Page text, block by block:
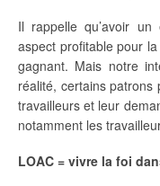
Il rappelle qu’avoir
aspect profitable pour
gagnant. Mais notre
réalité, certains
travailleurs et leur
notamment les
LOAC = vivre la foi